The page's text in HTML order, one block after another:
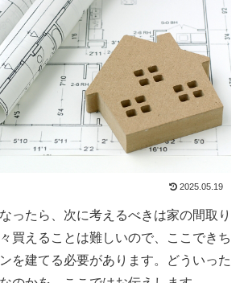
2025.05.19
ったら、次に考えるべきは家の間取り
買えることは難しいので、ここできち
を建てる必要があります。どういった